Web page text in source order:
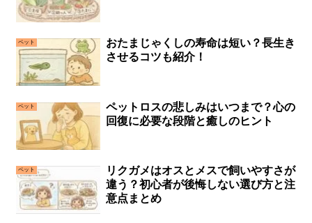
ペット
おたまじゃくしの寿命は短い？長生き
させるコツも紹介！
ペット
ペットロスの悲しみはいつまで？心の
回復に必要な段階と癒しのヒント
ペット
リクガメはオスとメスで飼いやすさが
違う？初心者が後悔しない選び方と注
意点まとめ